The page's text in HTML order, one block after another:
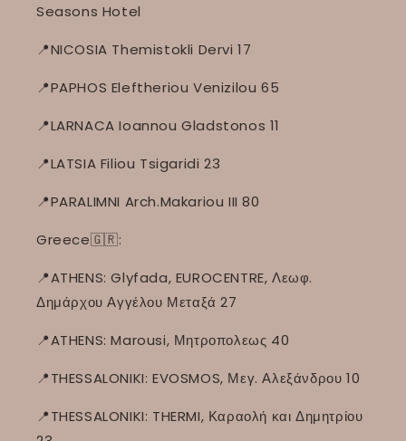
Seasons Hotel
📍NICOSIA Themistokli Dervi 17
📍PAPHOS Eleftheriou Venizilou 65
📍LARNACA Ioannou Gladstonos 11
📍LATSIA Filiou Tsigaridi 23
📍PARALIMNI Arch.Makariou III 80
Greece🇬🇷:
📍ATHENS: Glyfada, EUROCENTRE, Λεωφ.
Δημάρχου Αγγέλου Μεταξά 27
📍ATHENS: Marousi, Μητροπολεως 40
📍THESSALONIKI: EVOSMOS, Μεγ. Αλεξάνδρου 10
📍THESSALONIKI: THERMI, Καραολή και Δημητρίου